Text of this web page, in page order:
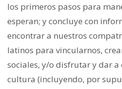
los primeros pasos para
esperan; y concluye con
encontrar a nuestros
latinos para vincularnos,
sociales, y/o disfrutar y dar a
cultura (incluyendo, por